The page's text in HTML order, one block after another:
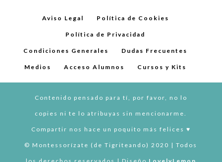
Aviso Legal Política de Cookies
Política de Privacidad
Condiciones Generales Dudas Frecuentes
Medios Acceso Alumnos Cursos y Kits
Contenido pensado para tí, por favor, no lo
copies ni te lo atribuyas sin mencionarme.
Compartir nos hace un poquito más felices ♥︎
© Montessorízate (de Tigriteando) 2020 | Todos